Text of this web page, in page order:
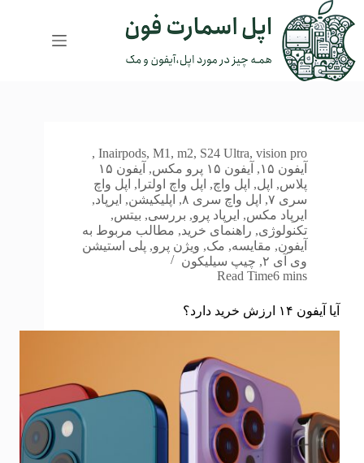
به
محتوا
Inairpods, M1 , m2, S24 Ultra, vision pro
,
آیفون ۱۵
, آیفون ۱۵ پرو مکس ,
آیفون ۱۵
پلاس, اپل, اپل واچ, اپل واچ اولترا , اپل واچ
سری ۷
, اپل واچ سری ۸ , اپلیکیشن, ایرپاد,
ایرپاد مکس, ایرپاد پرو, بررسی, بیتس,
تکنولوژی, راهنمای خرید, مطالب مربوط به
آیفون, مقایسه, مک, ویژن پرو, پلی استیشن
وی آی ۲
, چیپ سیلیکون
Read Time6 mins
آیا آیفون ۱۴ ارزش خرید دارد؟